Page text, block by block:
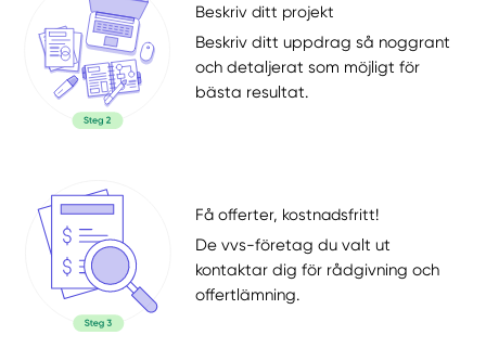
Beskriv ditt projekt
Beskriv ditt uppdrag så noggrant
och detaljerat som möjligt för
bästa resultat.
Få offerter, kostnadsfritt!
De vvs-företag du valt ut
kontaktar dig för rådgivning och
offertlämning.